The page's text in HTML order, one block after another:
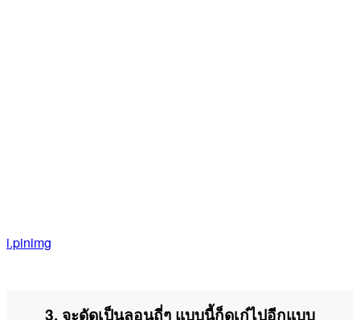
i.pinimg
3. จะดัดเป็นลอนถี่ๆ แบบนี้ก็ดูเก๋ไปอีกแบบ